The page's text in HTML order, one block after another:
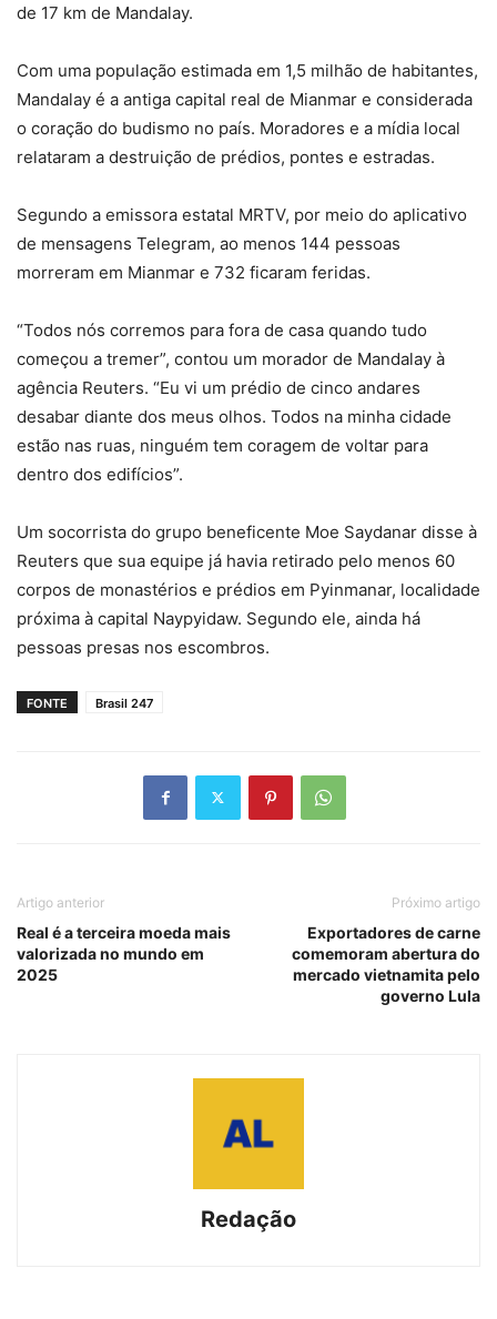
de 17 km de Mandalay.
Com uma população estimada em 1,5 milhão de habitantes,
Mandalay é a antiga capital real de Mianmar e considerada
o coração do budismo no país. Moradores e a mídia local
relataram a destruição de prédios, pontes e estradas.
Segundo a emissora estatal MRTV, por meio do aplicativo
de mensagens Telegram, ao menos 144 pessoas
morreram em Mianmar e 732 ficaram feridas.
“Todos nós corremos para fora de casa quando tudo
começou a tremer”, contou um morador de Mandalay à
agência Reuters. “Eu vi um prédio de cinco andares
desabar diante dos meus olhos. Todos na minha cidade
estão nas ruas, ninguém tem coragem de voltar para
dentro dos edifícios”.
Um socorrista do grupo beneficente Moe Saydanar disse à
Reuters que sua equipe já havia retirado pelo menos 60
corpos de monastérios e prédios em Pyinmanar, localidade
próxima à capital Naypyidaw. Segundo ele, ainda há
pessoas presas nos escombros.
FONTE Brasil 247
Artigo anterior
Real é a terceira moeda mais
valorizada no mundo em
2025
Próximo artigo
Exportadores de carne
comemoram abertura do
mercado vietnamita pelo
governo Lula
Redação